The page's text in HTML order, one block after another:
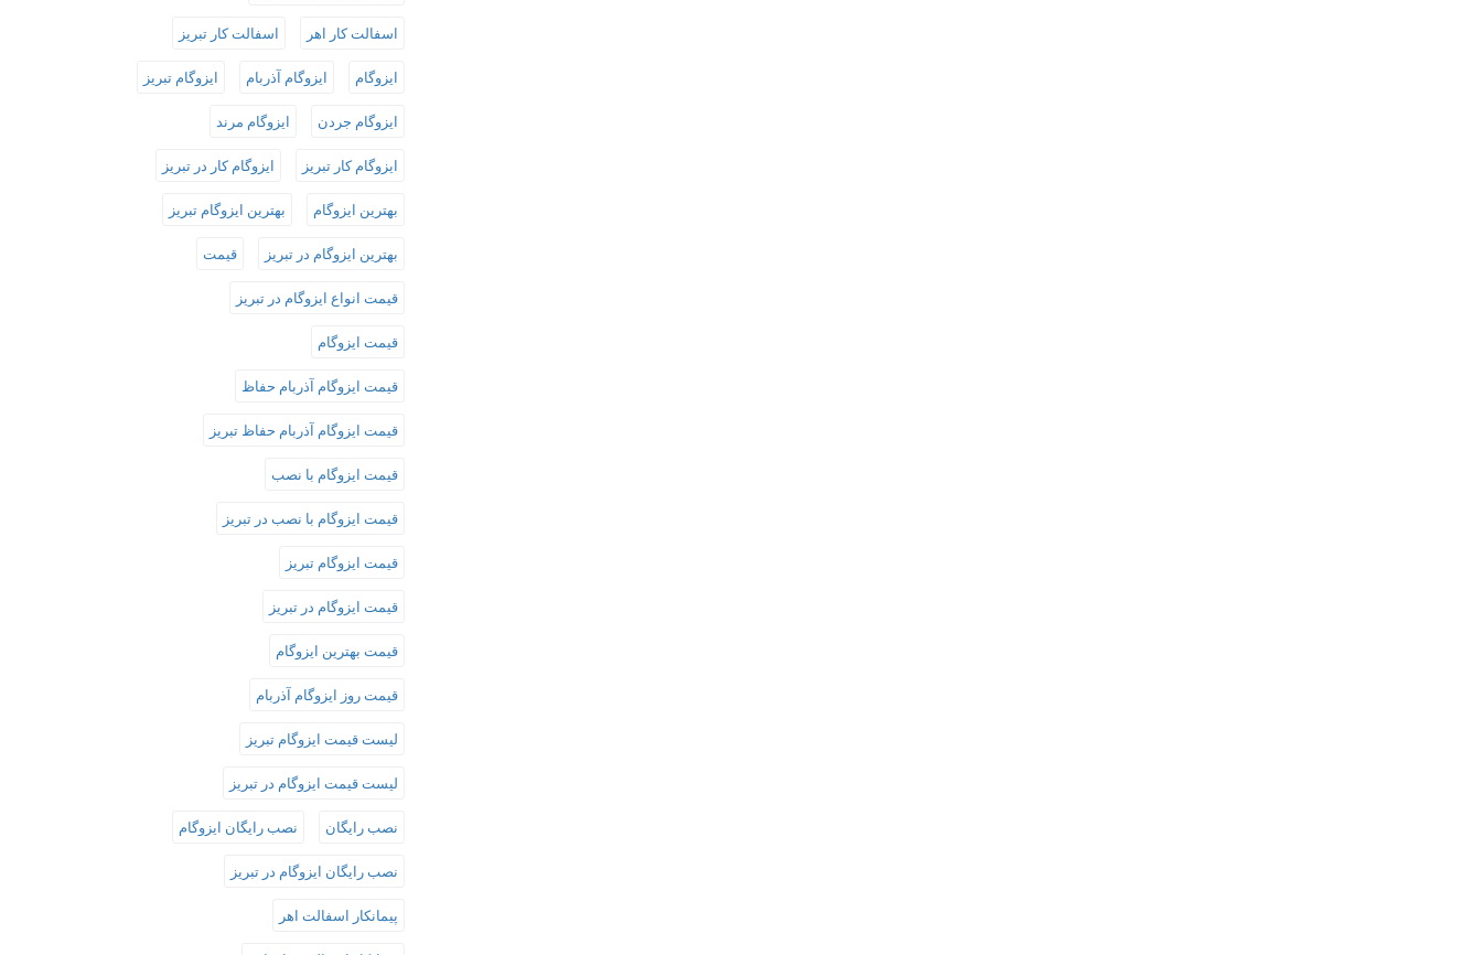
اسفالت کار اهر اسفالت کار تبریز
ایزوگام ایزوگام آذربام ایزوگام تبریز
ایزوگام جردن ایزوگام مرند
ایزوگام کار تبریز ایزوگام کار در تبریز
بهترین ایزوگام بهترین ایزوگام تبریز
بهترین ایزوگام در تبریز قیمت
قیمت انواع ایزوگام در تبریز
قیمت ایزوگام
قیمت ایزوگام آذربام حفاظ
قیمت ایزوگام آذربام حفاظ تبریز
قیمت ایزوگام با نصب
قیمت ایزوگام با نصب در تبریز
قیمت ایزوگام تبریز
قیمت ایزوگام در تبریز
قیمت بهترین ایزوگام
قیمت روز ایزوگام آذربام
لیست قیمت ایزوگام تبریز
لیست قیمت ایزوگام در تبریز
نصب رایگان نصب رایگان ایزوگام
نصب رایگان ایزوگام در تبریز
پیمانکار اسفالت اهر